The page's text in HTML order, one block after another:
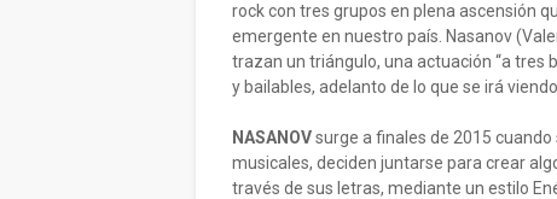
rock con tres grupos en plena ascensión
emergente en nuestro país. Nasanov
trazan un triángulo, una actuación “a tres
y bailables, adelanto de lo que se irá
NASANOVsurge a finales de 2015
musicales, deciden juntarse para crear
través de sus letras, mediante un estilo